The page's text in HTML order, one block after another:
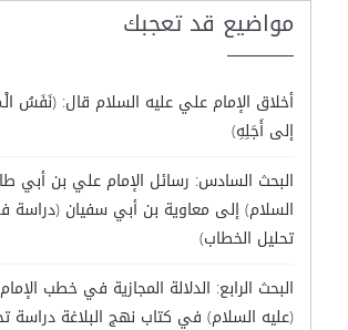
مواضيع قد تعجبك
أخلاق الإمام علي عليه السلام قال: (نَفَسُ
إلى أَجَلِهِ)
البحث السادس: رسائل الإمام علي بن أبي
السلام) إلى معاوية بن أبي سفيان
تحليل الخطاب)
البحث الرابع: الدلالة المجازية في خطب
(عليه السلام) في كتاب نهج البلاغة دراسة